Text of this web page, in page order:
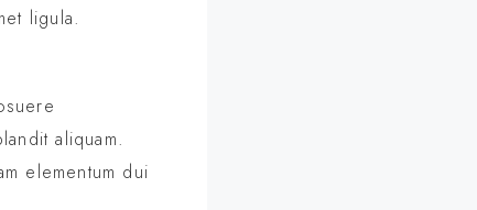
ligula.
aliquam.
elementum dui